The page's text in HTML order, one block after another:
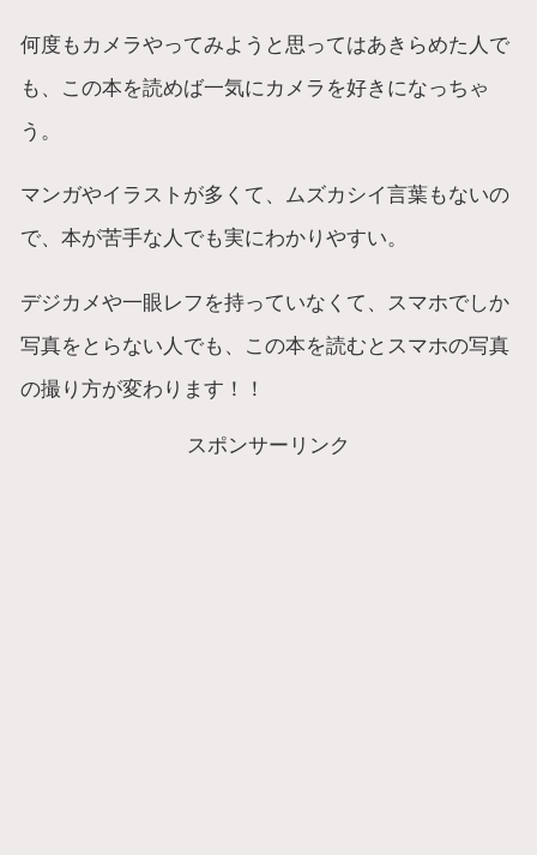
何度もカメラやってみようと思ってはあきらめた人で
も、この本を読めば一気にカメラを好きになっちゃ
う。
マンガやイラストが多くて、ムズカシイ言葉もないの
で、本が苦手な人でも実にわかりやすい。
デジカメや一眼レフを持っていなくて、スマホでしか
写真をとらない人でも、この本を読むとスマホの写真
の撮り方が変わります！！
スポンサーリンク